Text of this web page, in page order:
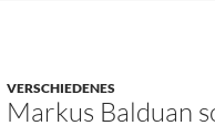
VERSCHIEDENES
Markus Balduan